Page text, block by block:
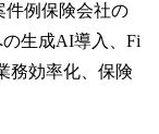
件例保険会社の
生成AI導入、Fi
務効率化、保険